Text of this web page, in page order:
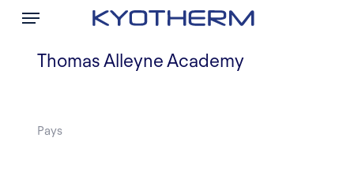
SkipMenu
Thomas Alleyne Academy
Pays